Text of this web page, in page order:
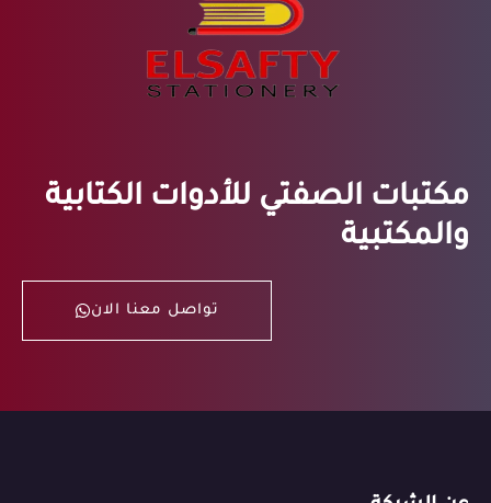
مكتبات الصفتي للأدوات الكتابية
والمكتبية
تواصل معنا الان